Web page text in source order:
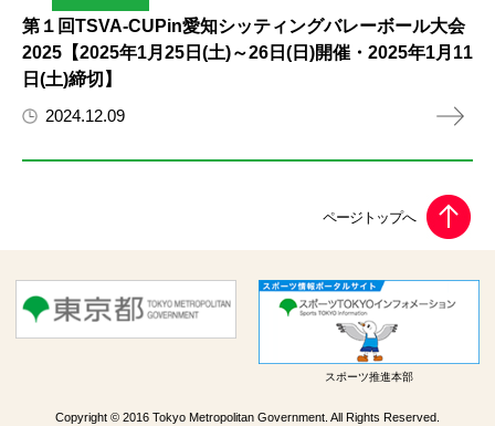
第１回TSVA-CUPin愛知シッティングバレーボール大会
2025【2025年1月25日(土)～26日(日)開催・2025年1月11
日(土)締切】
2024.12.09
スポーツ推進本部
Copyright © 2016 Tokyo Metropolitan Government. All Rights Reserved.